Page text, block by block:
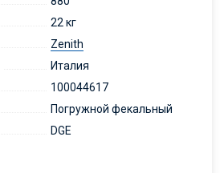
22 кг
Zenith
Италия
100044617
Погружной фекальный
DGE